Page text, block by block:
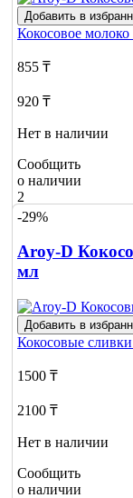
Добавить в
Кокосовое молоко
855 ₸
920 ₸
Нет в наличии
Сообщить
о наличии
2
-29%
Aroy-D
мл
Добавить в
Кокосовые сливки
1500 ₸
2100 ₸
Нет в наличии
Сообщить
о наличии